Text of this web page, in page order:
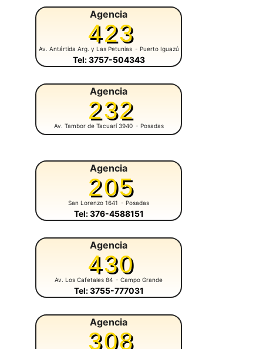
Agencia
423
Av. Antártida Arg. y Las Petunias - Puerto Iguazú
Tel: 3757-504343
Agencia
232
Av. Tambor de Tacuarí 3940 - Posadas
Agencia
205
San Lorenzo 1641 - Posadas
Tel: 376-4588151
Agencia
430
Av. Los Cafetales 84 - Campo Grande
Tel: 3755-777031
Agencia
308